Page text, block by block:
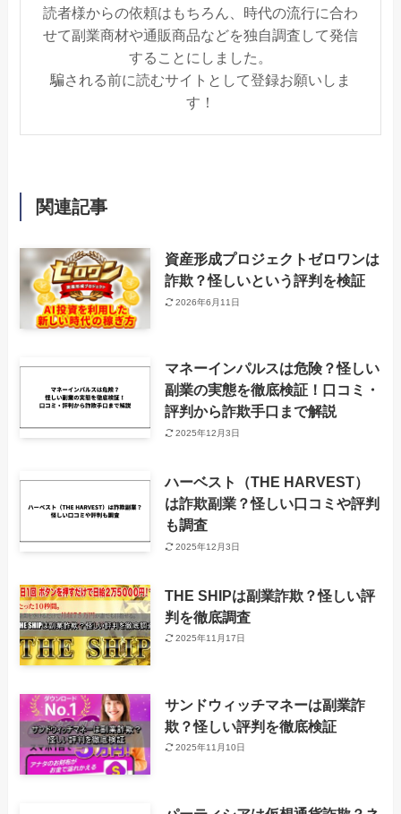
読者様からの依頼はもちろん、時代の流行に合わ
せて副業商材や通販商品などを独自調査して発信
することにしました。
騙される前に読むサイトとして登録お願いしま
す！
関連記事
資産形成プロジェクトゼロワンは
詐欺？怪しいという評判を検証
2026年6月11日
マネーインパルスは危険？怪しい
副業の実態を徹底検証！口コミ・
評判から詐欺手口まで解説
2025年12月3日
ハーベスト（THE HARVEST）
は詐欺副業？怪しい口コミや評判
も調査
2025年12月3日
THE SHIPは副業詐欺？怪しい評
判を徹底調査
2025年11月17日
サンドウィッチマネーは副業詐
欺？怪しい評判を徹底検証
2025年11月10日